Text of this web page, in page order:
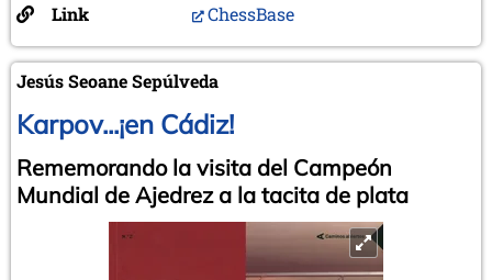
Link
ChessBase
Jesús Seoane Sepúlveda
Karpov...¡en Cádiz!
Rememorando la visita del Campeón
Mundial de Ajedrez a la tacita de plata